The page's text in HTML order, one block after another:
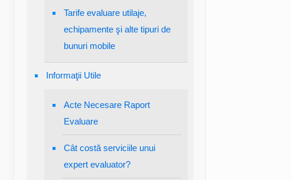
Tarife evaluare utilaje,
echipamente şi alte tipuri de
bunuri mobile
Informaţii Utile
Acte Necesare Raport
Evaluare
Cât costă serviciile unui
expert evaluator?